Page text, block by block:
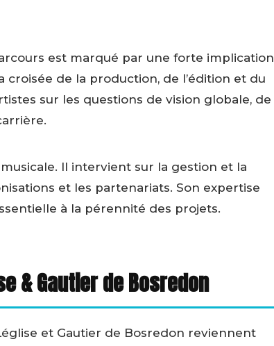
est marqué par une forte implication
de la production, de l’édition et du
sur les questions de vision globale, de
Il intervient sur la gestion et la
et les partenariats. Son expertise
à la pérennité des projets.
& Gautier de Bosredon
et Gautier de Bosredon reviennent